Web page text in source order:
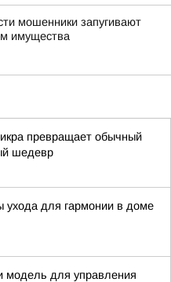
мошенники запугивают
имущества
икра превращает обычный
шедевр
ухода для гармонии в доме
модель для управления